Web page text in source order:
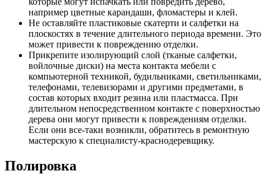
например цветные карандаши, фломастеры и клей.
Не оставляйте пластиковые скатерти и салфетки на
плоскостях в течение длительного периода времени. Это
может привести к повреждению отделки.
Прикрепите изолирующий слой (тканые салфетки,
войлочные диски) на места контакта мебели с
компьютерной техникой, будильниками, светильниками,
телефонами, телевизорами и другими предметами, в
состав которых входит резина или пластмасса. При
длительном непосредственном контакте с поверхностью
дерева они могут привести к повреждениям отделки.
Если они все-таки возникли, обратитесь в ремонтную
мастерскую к специалисту-краснодеревщику.
Полировка